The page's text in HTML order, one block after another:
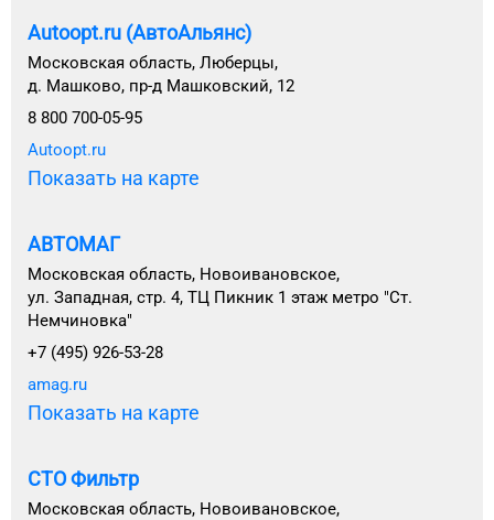
Autoopt.ru (АвтоАльянс)
Московская область, Люберцы,
д. Машково, пр-д Машковский, 12
8 800 700-05-95
Autoopt.ru
Показать на карте
АВТОМАГ
Московская область, Новоивановское,
ул. Западная, стр. 4, ТЦ Пикник 1 этаж метро "Ст.
Немчиновка"
+7 (495) 926-53-28
amag.ru
Показать на карте
СТО Фильтр
Московская область, Новоивановское,